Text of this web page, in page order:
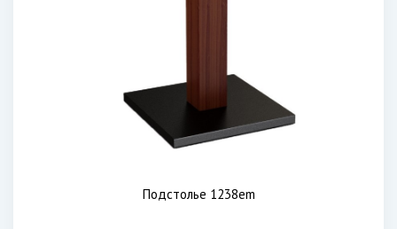
Подстолье 1238em